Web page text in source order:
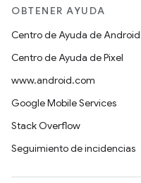
OBTENER AYUDA
Centro de Ayuda de Android
Centro de Ayuda de Pixel
www.android.com
Google Mobile Services
Stack Overflow
Seguimiento de incidencias